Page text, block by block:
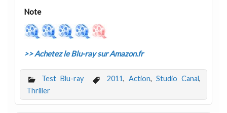
Note
>> Achetez le Blu-ray sur Amazon.fr
Test Blu-ray 2011, Action,Studio Canal,
Thriller